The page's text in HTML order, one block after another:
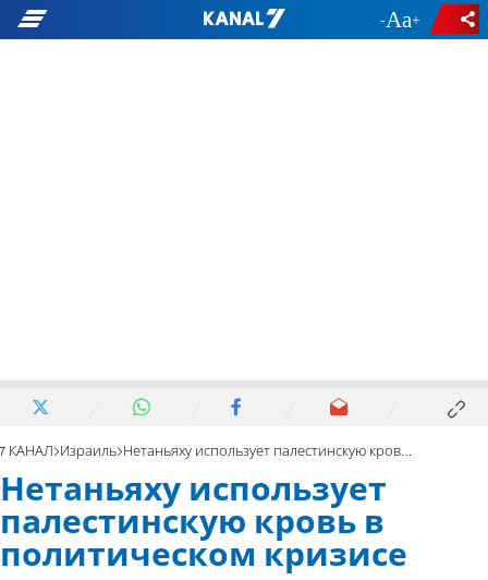
- +
7 КАНАЛ Израиль Нетаньяху использует палестинскую кровь в политическом кризисе
Нетаньяху использует
палестинскую кровь в
политическом кризисе